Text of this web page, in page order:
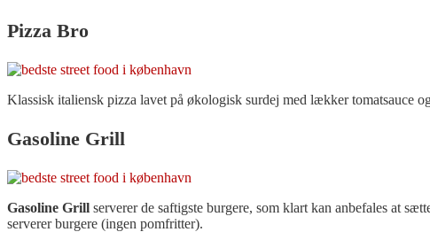
Pizza Bro
Klassisk italiensk pizza lavet på økologisk surdej med lækker tomatsauce
Gasoline Grill
Gasoline Grill serverer de saftigste burgere, som klart kan anbefales at
serverer burgere (ingen pomfritter).